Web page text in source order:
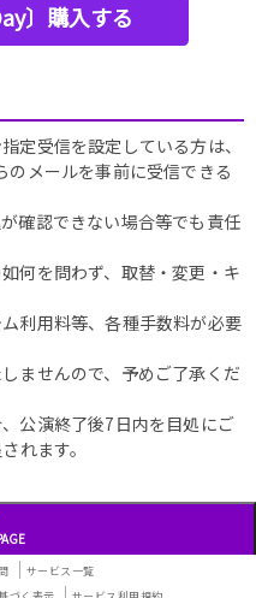
〕購入する
定受信を設定している方は、
メールを事前に受信できる
確認できない場合等でも責任
何を問わず、取替・変更・キ
利用料等、各種手数料が必要
ませんので、予めご了承くだ
公演終了後7日内を目処にご
れます。
サービス一覧